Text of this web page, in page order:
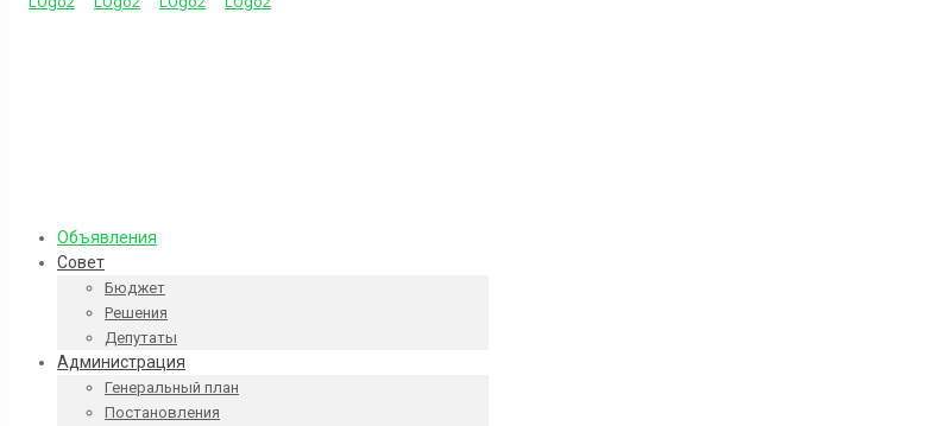
Объявления
Совет
Бюджет
Решения
Депутаты
Администрация
Генеральный план
Постановления